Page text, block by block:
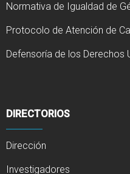
Normativa de Igualdad de
Protocolo de Atención de
Defensoría de los Derechos
DIRECTORIOS
Dirección
Investigadores